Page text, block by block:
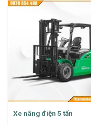
Xe nâng điện 5 tấn